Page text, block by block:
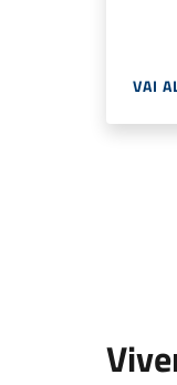
VAI